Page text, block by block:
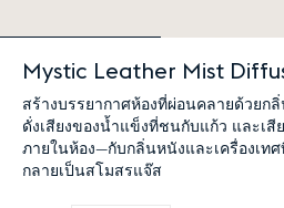
Mystic Leather Mist
สร้างบรรยากาศห้องที่ผ่อนคลายด้วยก
ดั่งเสียงของน้ำแข็งที่ชนกับแก้ว และเ
ภายในห้อง—กับกลิ่นหนังและเครื่องเ
กลายเป็นสโมสรแจ๊ส